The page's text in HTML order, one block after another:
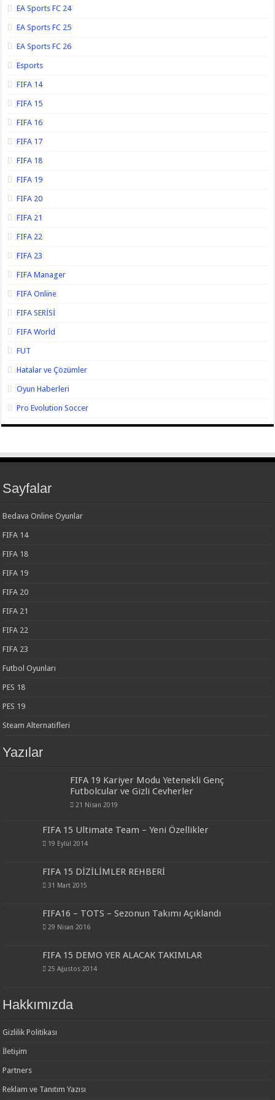
EA Sports FC 24
EA Sports FC 25
EA Sports FC 26
Esports
FIFA 14
FIFA 15
FIFA 16
FIFA 17
FIFA 18
FIFA 19
FIFA 20
FIFA 21
FIFA 22
FIFA 23
FIFA Manager
FIFA Online
FIFA SERİSİ
FIFA World
FUT
Hatalar ve Çözümler
Oyun Haberleri
Pro Evolution Soccer
Sayfalar
Bedava Online Oyunlar
FIFA 14
FIFA 18
FIFA 19
FIFA 20
FIFA 21
FIFA 22
FIFA 23
Futbol Oyunları
PES 18
PES 19
Steam Alternatifleri
Yazılar
FIFA 19 Kariyer Modu Yetenekli Genç
Futbolcular ve Gizli Cevherler
21 Nisan 2019
FIFA 15 Ultimate Team – Yeni Özellikler
19 Eylül 2014
FIFA 15 DİZİLİMLER REHBERİ
31 Mart 2015
FIFA16 – TOTS – Sezonun Takımı Açıklandı
29 Nisan 2016
FIFA 15 DEMO YER ALACAK TAKIMLAR
25 Ağustos 2014
Hakkımızda
Gizlilik Politikası
İletişim
Partners
Reklam ve Tanıtım Yazısı